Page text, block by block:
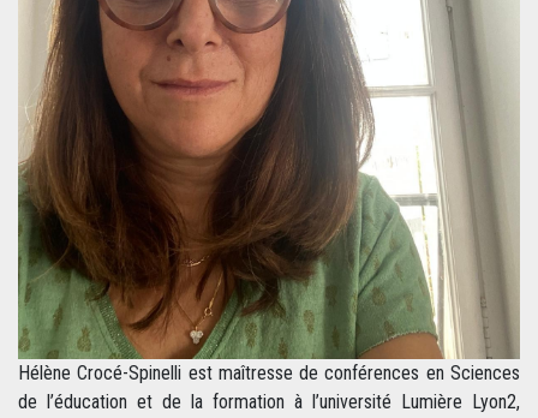
Hélène Crocé-Spinelli est maîtresse de conférences en Sciences
de l’éducation et de la formation à l’université Lumière Lyon2,